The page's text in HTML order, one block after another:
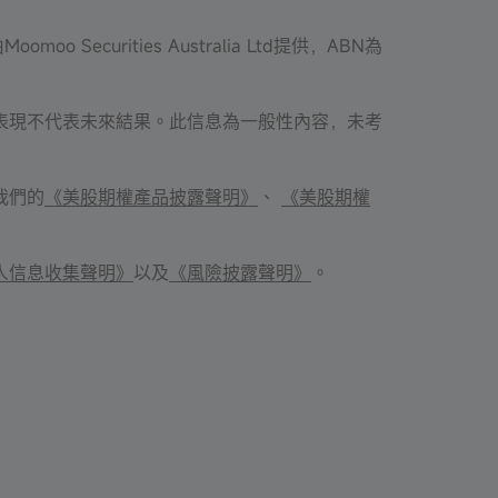
Securities Australia Ltd提供，ABN為
不代表未來結果。此信息為一般性內容，未考
們的 《美股期權產品披露聲明》 、 《美股期權
信息收集聲明》 以及 《風險披露聲明》 。